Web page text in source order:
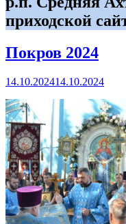
приходской
Покров 2024
14.10.202414.10.2024